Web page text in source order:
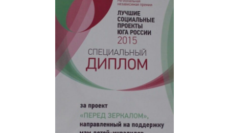
независимой премии
представителям СОНКО
и социально
ответственного бизнеса
южных регионов страны
в Ростове-на-Дону в
рамках медиапроекта
юга России»
социальных и